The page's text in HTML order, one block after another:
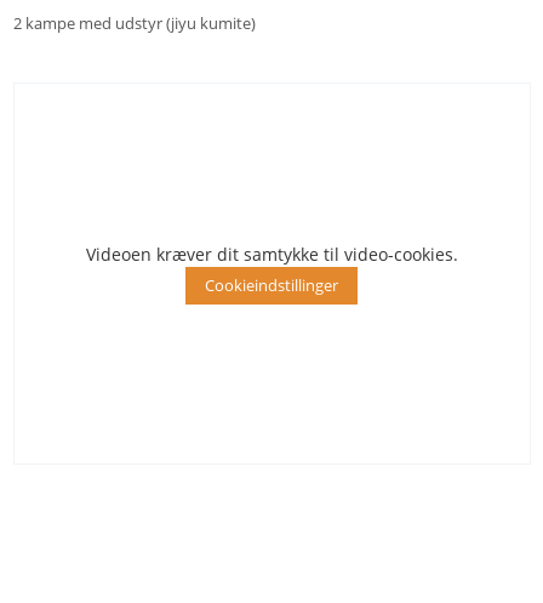
2 kampe med udstyr (jiyu kumite)
Videoen kræver dit samtykke til video-cookies.
Cookieindstillinger